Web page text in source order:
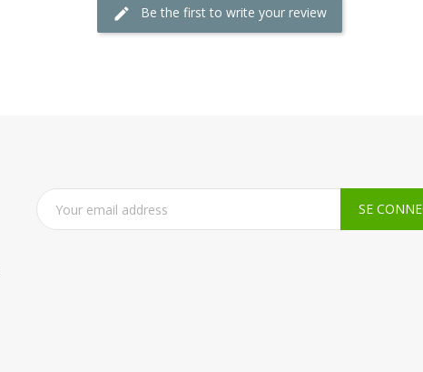
Be the first to write your review